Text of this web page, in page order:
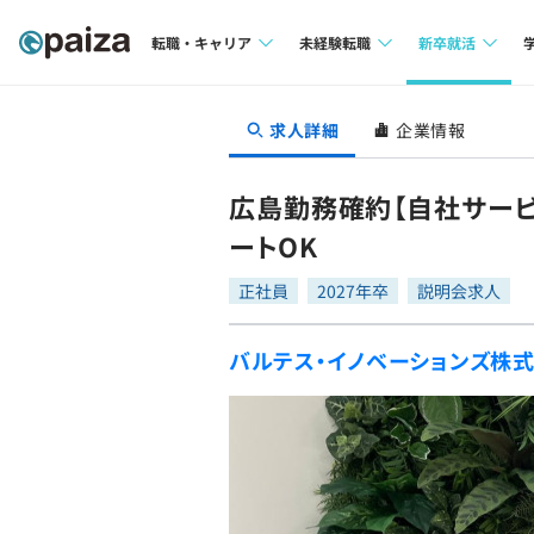
転職・キャリア
転職成功ガイド
未経験転職
求人検索
転職成功ガイド
新卒就活
本選考
インターン
インタビュー
就活成功ガイド
求人詳細 企業情報
広島勤務確約【自社サ
ートOK
正社員 2027年卒 説明会求人
バルテス・イノベーションズ株